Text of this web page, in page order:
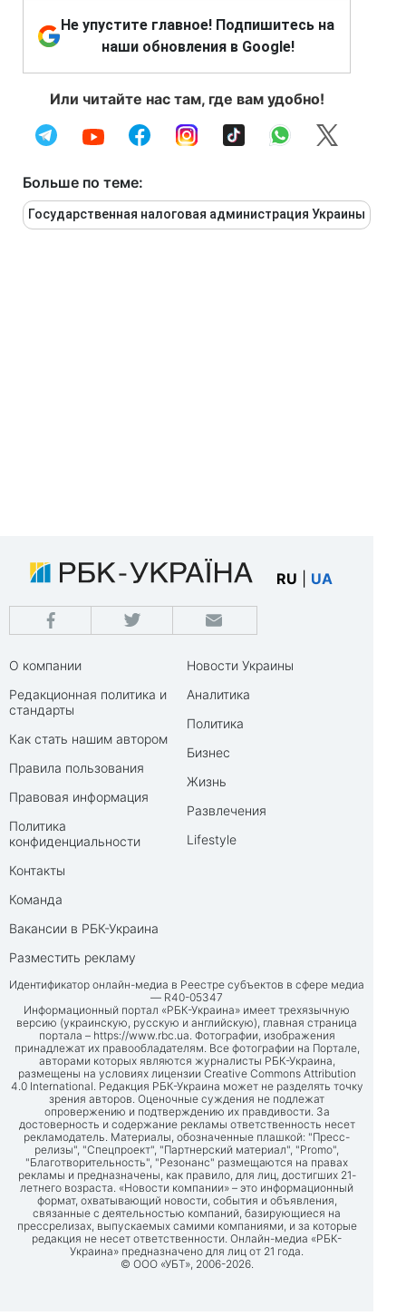
Не упустите главное! Подпишитесь на
наши обновления в Google!
Или читайте нас там, где вам удобно!
Больше по теме:
Государственная налоговая администрация Украины
RU UA
О компании
Редакционная политика и
стандарты
Как стать нашим автором
Правила пользования
Правовая информация
Политика
конфиденциальности
Контакты
Команда
Вакансии в РБК-Украина
Разместить рекламу
Новости Украины
Аналитика
Политика
Бизнес
Жизнь
Развлечения
Lifestyle
Идентификатор онлайн-медиа в Реестре субъектов в сфере медиа
— R40-05347
Информационный портал «РБК-Украина» имеет трехязычную
версию (украинскую, русскую и английскую), главная страница
портала – https://www.rbc.ua. Фотографии, изображения
принадлежат их правообладателям. Все фотографии на Портале,
авторами которых являются журналисты РБК-Украина,
размещены на условиях лицензии Creative Commons Attribution
4.0 International. Редакция РБК-Украина может не разделять точку
зрения авторов. Оценочные суждения не подлежат
опровержению и подтверждению их правдивости. За
достоверность и содержание рекламы ответственность несет
рекламодатель. Материалы, обозначенные плашкой: "Пресс-
релизы", "Спецпроект", "Партнерский материал", "Promo",
"Благотворительность", "Резонанс" размещаются на правах
рекламы и предназначены, как правило, для лиц, достигших 21-
летнего возраста. «Новости компании» – это информационный
формат, охватывающий новости, события и объявления,
связанные с деятельностью компаний, базирующиеся на
прессрелизах, выпускаемых самими компаниями, и за которые
редакция не несет ответственности. Онлайн-медиа «РБК-
Украина» предназначено для лиц от 21 года.
© ООО «УБТ», 2006-2026.